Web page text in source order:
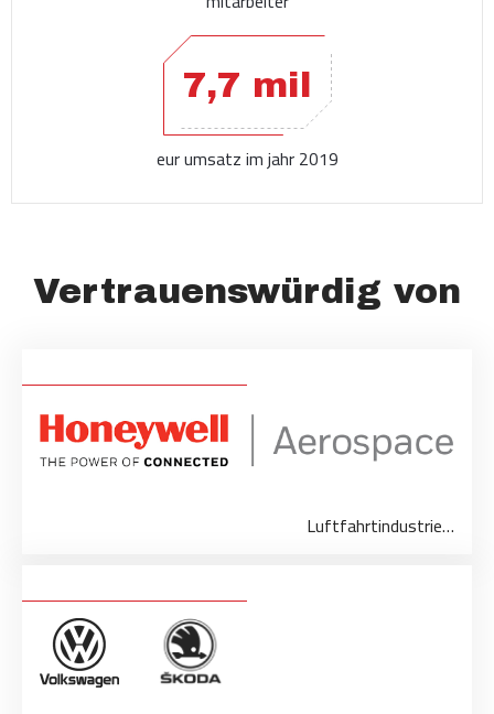
7,7 mil
eur umsatz im jahr 2019
Vertrauenswürdig von
Luftfahrtindustrie…